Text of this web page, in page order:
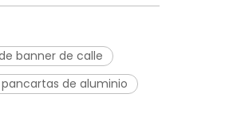
banner de calle
de aluminio